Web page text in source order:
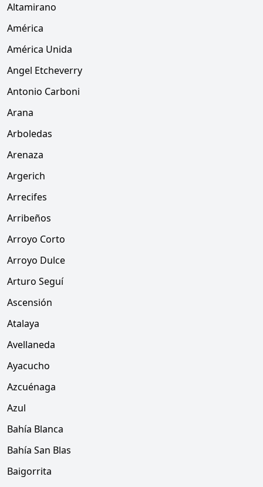
Altamirano
América
América Unida
Angel Etcheverry
Antonio Carboni
Arana
Arboledas
Arenaza
Argerich
Arrecifes
Arribeños
Arroyo Corto
Arroyo Dulce
Arturo Seguí
Ascensión
Atalaya
Avellaneda
Ayacucho
Azcuénaga
Azul
Bahía Blanca
Bahía San Blas
Baigorrita